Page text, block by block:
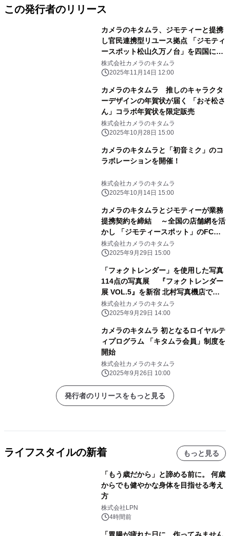
この発行者のリリース
カメラのキタムラ、ジモティーと提携
し官民連携型リユース拠点 「ジモティ
ースポット松山久万ノ台」を四国に初
オープン ～松山市との協定に基づき
資源循環を促進～
株式会社カメラのキタムラ
2025年11月14日 12:00
カメラのキタムラ 推しのキャラクタ
ーデザインの年賀状が届く 「おそ松さ
ん」コラボ年賀状を限定販売
株式会社カメラのキタムラ
2025年10月28日 15:00
カメラのキタムラと「初音ミク」のコ
ラボレーションを開催！
株式会社カメラのキタムラ
2025年10月14日 15:00
カメラのキタムラとジモティーが業務
提携契約を締結 ～全国の店舗網を活
かし 「ジモティースポット」のFC展
開を推進～
株式会社カメラのキタムラ
2025年9月29日 15:00
「フォクトレンダー」を使用した写真
114点の写真展 『フォクトレンダー
展 VOL.5』を新宿 北村写真機店で開
催 ＜期間：10月2日(木)～10月22日
(水)＞
株式会社カメラのキタムラ
2025年9月29日 14:00
カメラのキタムラ 初となるロイヤルテ
ィプログラム 「キタムラ会員」制度を
開始
株式会社カメラのキタムラ
2025年9月26日 10:00
発行者のリリースをもっと見る
ライフスタイルの新着 もっと見る
「もう歳だから」と諦める前に。 何歳
からでも健やかな身体を目指せる考え
方
株式会社LPN
4時間前